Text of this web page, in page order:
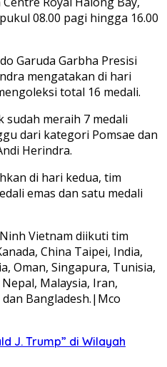
08.00 pagi hingga 16.00
Garuda Garbha Presisi
mengatakan di hari
total 16 medali.
sudah meraih 7 medali
dari kategori Pomsae dan
Herindra.
di hari kedua, tim
emas dan satu medali
Vietnam diikuti tim
China Taipei, India,
Oman, Singapura, Tunisia,
Malaysia, Iran,
Bangladesh.|Mco
J. Trump” di Wilayah